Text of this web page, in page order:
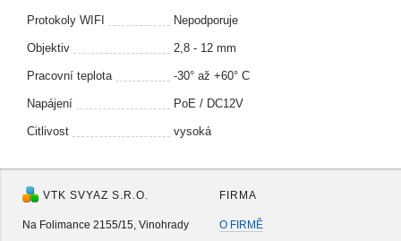
Protokoly WIFI Nepodporuje
Objektiv 2,8 - 12 mm
Pracovní teplota -30° až +60° C
Napájení PoE / DC12V
Citlivost vysoká
VTK SVYAZ S.R.O.
Na Folimance 2155/15, Vinohrady
FIRMA
O FIRMĚ